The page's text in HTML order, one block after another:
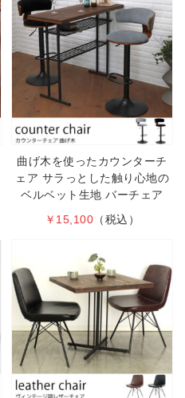
曲げ木を使ったカウンターチ
ェア サラっとした触り心地の
ベルベット生地 バーチェア
￥15,100 （税込）